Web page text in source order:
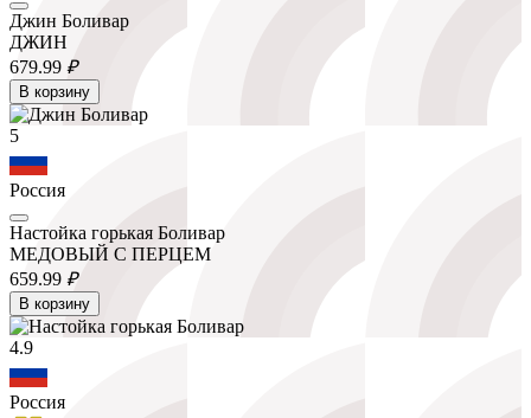
Джин Боливар
ДЖИН
679.99 ₽
В корзину
5
Россия
Настойка горькая Боливар
МЕДОВЫЙ С ПЕРЦЕМ
659.99 ₽
В корзину
4.9
Россия